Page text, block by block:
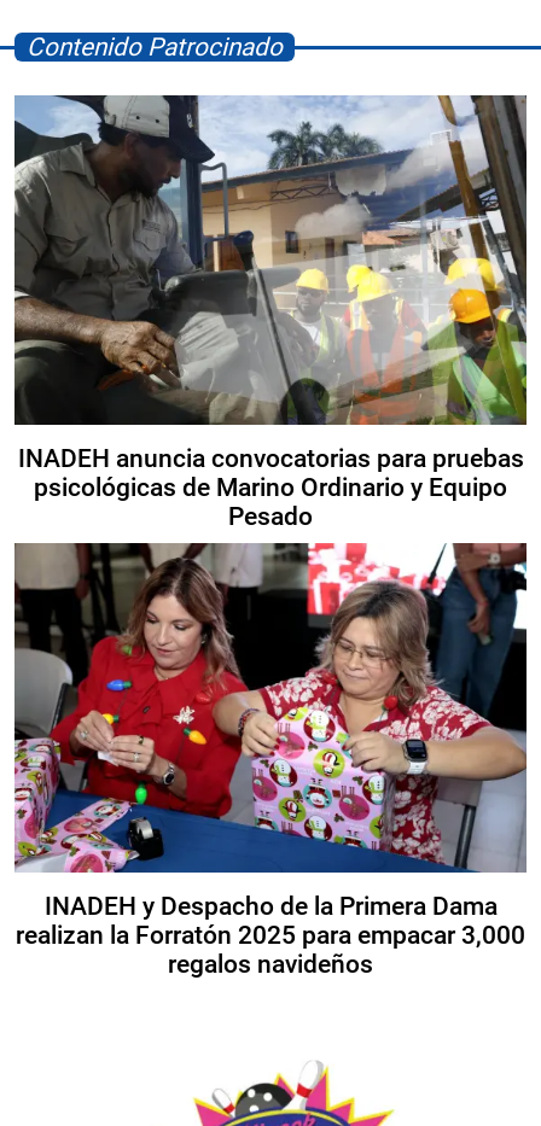
Contenido Patrocinado
INADEH anuncia convocatorias para pruebas
psicológicas de Marino Ordinario y Equipo
Pesado
INADEH y Despacho de la Primera Dama
realizan la Forratón 2025 para empacar 3,000
regalos navideños